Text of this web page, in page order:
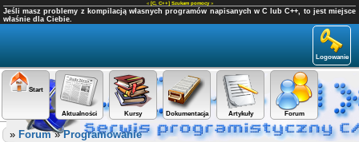
« [C, C++] Szukam pomocy»
Jeśli masz problemy z kompilacją własnych programów napisanych w C lub C++, to jest miejsce
właśnie dla Ciebie.
Logowanie
Start
Aktualności Kursy Dokumentacja Artykuły Forum
Panel użytkownika
» Forum»Programowanie